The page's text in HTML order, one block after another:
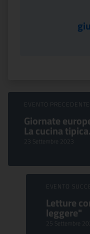
Sfoglia Eventi
EVENTO PRECEDENTE:
Giornate
La cucina
23 Settembre 2023
EVENTO
Letture
leggere"
25 Settembre